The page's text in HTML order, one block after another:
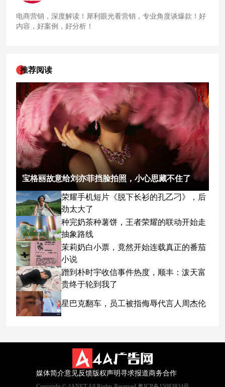
电商营销，深度解读！犀利眼光看营销，专业角度谈爆款！好
内容，好案例，好分析！
推荐阅读
宝格丽故意给刘亦菲挡脸拍照，小心思藏不住了
荣耀手机短片《脱下长衫的孔乙刁》，后
劲太大了
种完奶茶种薯饼，王者荣耀的联动开始走
抽象路线
茉莉奶白小票，竟然开始连载真正的番茄
小说
蹭到朴时宇收信事件热度，顺丰：泼天富
贵终于轮到我了
星巴克翻车，员工被指侮辱代言人周杰伦
媒体简介意见反馈版权声明寻求报道商务合作